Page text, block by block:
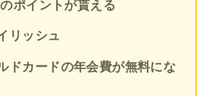
ポイントが貰える
リッシュ
ドカードの年会費が無料にな